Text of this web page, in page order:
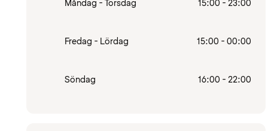
Måndag - Torsdag 15:00 - 23:00
Fredag - Lördag 15:00 - 00:00
Söndag 16:00 - 22:00